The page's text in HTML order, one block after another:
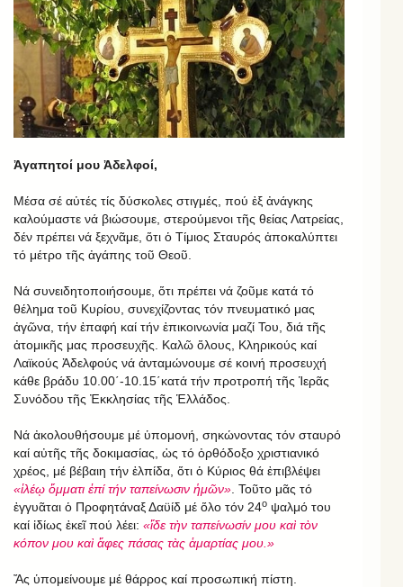
Ἀγαπητοί μου Ἀδελφοί,
Μέσα σέ αὐτές τίς δύσκολες στιγμές, πού ἐξ ἀνάγκης
καλούμαστε νά βιώσουμε, στερούμενοι τῆς θείας Λατρείας,
δέν πρέπει νά ξεχνᾶμε, ὅτι ὁ Τίμιος Σταυρός ἀποκαλύπτει
τό μέτρο τῆς ἀγάπης τοῦ Θεοῦ.
Νά συνειδητοποιήσουμε, ὅτι πρέπει νά ζοῦμε κατά τό
θέλημα τοῦ Κυρίου, συνεχίζοντας τόν πνευματικό μας
ἀγῶνα, τήν ἐπαφή καί τήν ἐπικοινωνία μαζί Του, διά τῆς
ἀτομικῆς μας προσευχῆς. Καλῶ ὅλους, Κληρικούς καί
Λαϊκούς Ἀδελφούς νά ἀνταμώνουμε σέ κοινή προσευχή
κάθε βράδυ 10.00΄-10.15΄κατά τήν προτροπή τῆς Ἱερᾶς
Συνόδου τῆς Ἐκκλησίας τῆς Ἑλλάδος.
Νά ἀκολουθήσουμε μέ ὑπομονή, σηκώνοντας τόν σταυρό
καί αὐτῆς τῆς δοκιμασίας, ὡς τό ὀρθόδοξο χριστιανικό
χρέος, μέ βέβαιη τήν ἐλπίδα, ὅτι ὁ Κύριος θά ἐπιβλέψει
«ἱλέῳ ὄμματι ἐπί τήν ταπείνωσιν ἡμῶν» . Τοῦτο μᾶς τό
ἐγγυᾶται ὁ Προφητάναξ Δαϋίδ μέ ὅλο τόν 24ο ψαλμό του
καί ἰδίως ἐκεῖ πού λέει: «ἴδε τὴν ταπείνωσίν μου καὶ τὸν
κόπον μου καὶ ἄφες πάσας τὰς ἁμαρτίας μου.»
Ἄς ὑπομείνουμε μέ θάρρος καί προσωπική πίστη.